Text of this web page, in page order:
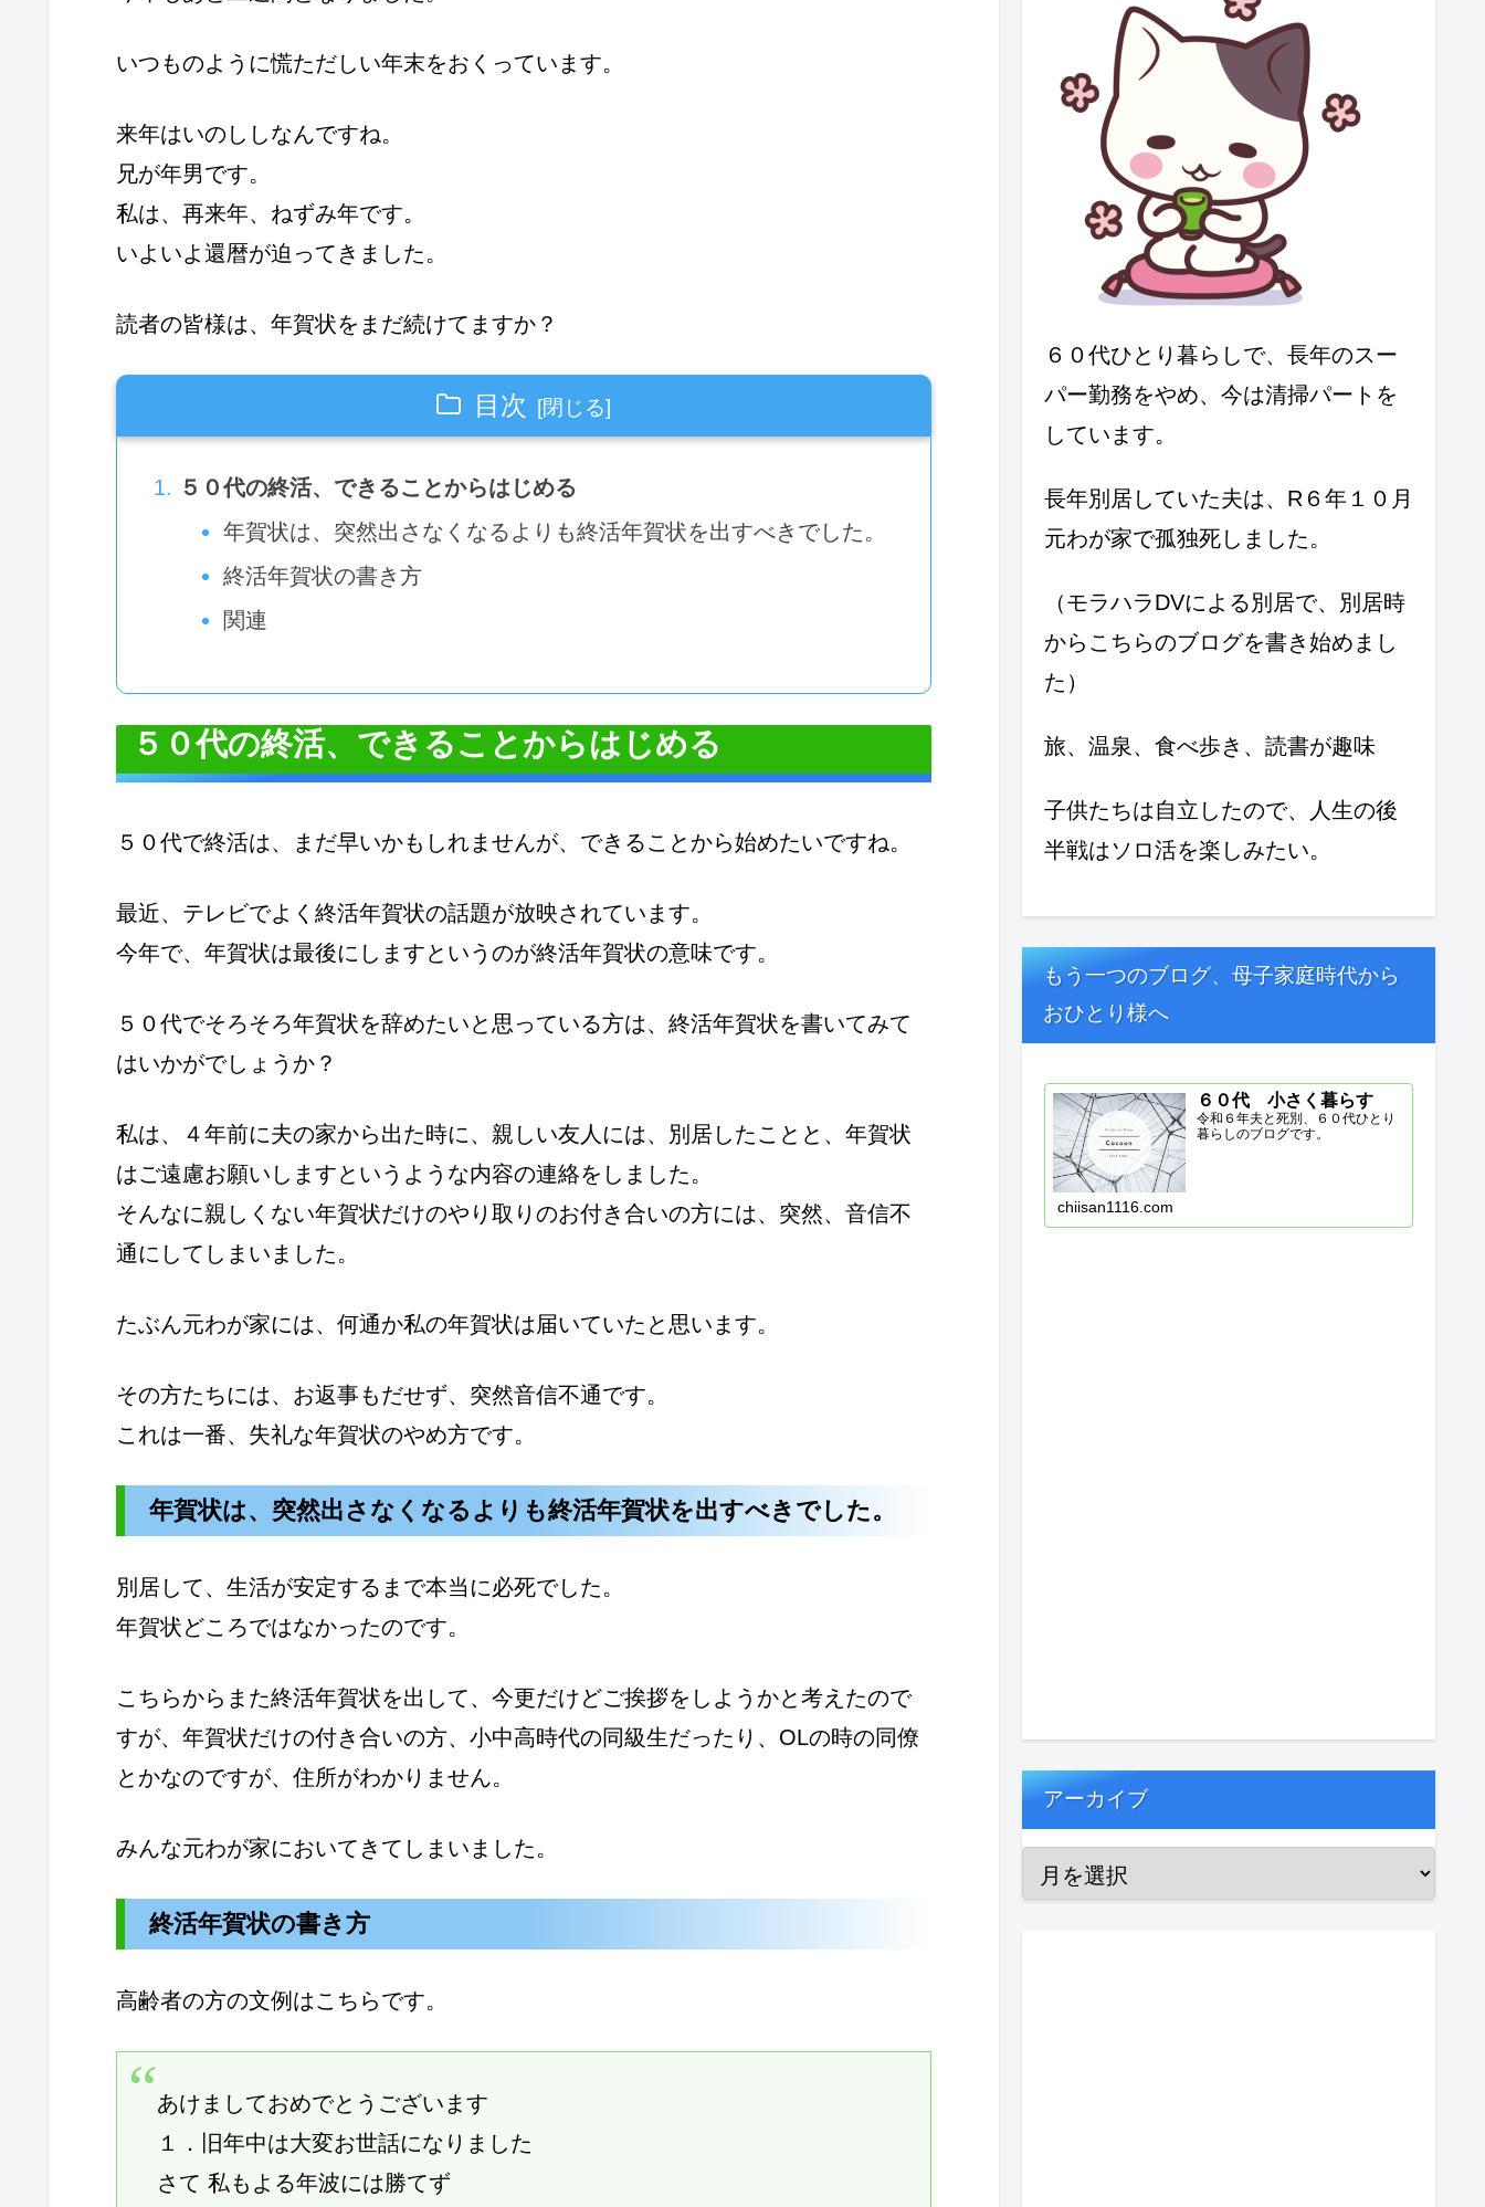
いつものように慌ただしい年末をおくっています。
来年はいのししなんですね。
兄が年男です。
私は、再来年、ねずみ年です。
いよいよ還暦が迫ってきました。
読者の皆様は、年賀状をまだ続けてますか？
目次
５０代の終活、できることからはじめる
年賀状は、突然出さなくなるよりも終活年賀状を出すべきでした。
終活年賀状の書き方
関連
５０代の終活、できることからはじめる
５０代で終活は、まだ早いかもしれませんが、できることから始めたいですね。
最近、テレビでよく終活年賀状の話題が放映されています。
今年で、年賀状は最後にしますというのが終活年賀状の意味です。
５０代でそろそろ年賀状を辞めたいと思っている方は、終活年賀状を書いてみて
はいかがでしょうか？
私は、４年前に夫の家から出た時に、親しい友人には、別居したことと、年賀状
はご遠慮お願いしますというような内容の連絡をしました。
そんなに親しくない年賀状だけのやり取りのお付き合いの方には、突然、音信不
通にしてしまいました。
たぶん元わが家には、何通か私の年賀状は届いていたと思います。
その方たちには、お返事もだせず、突然音信不通です。
これは一番、失礼な年賀状のやめ方です。
年賀状は、突然出さなくなるよりも終活年賀状を出すべきでした。
別居して、生活が安定するまで本当に必死でした。
年賀状どころではなかったのです。
こちらからまた終活年賀状を出して、今更だけどご挨拶をしようかと考えたので
すが、年賀状だけの付き合いの方、小中高時代の同級生だったり、OLの時の同僚
とかなのですが、住所がわかりません。
みんな元わが家においてきてしまいました。
終活年賀状の書き方
高齢者の方の文例はこちらです。
あけましておめでとうございます
１．旧年中は大変お世話になりました
さて 私もよる年波には勝てず
６０代ひとり暮らしで、長年のスー
パー勤務をやめ、今は清掃パートを
しています。
長年別居していた夫は、R６年１０月
元わが家で孤独死しました。
（モラハラDVによる別居で、別居時
からこちらのブログを書き始めまし
た）
旅、温泉、食べ歩き、読書が趣味
子供たちは自立したので、人生の後
半戦はソロ活を楽しみたい。
もう一つのブログ、母子家庭時代から
おひとり様へ
６０代 小さく暮らす
令和６年夫と死別、６０代ひとり
暮らしのブログです。
chiisan1116.com
アーカイブ